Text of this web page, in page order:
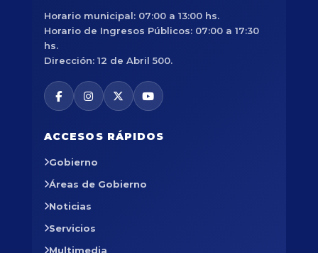
Horario municipal: 07:00 a 13:00 hs.
Horario de Ingresos Públicos: 07:00 a 17:30
hs.
Dirección: 12 de Abril 500.
ACCESOS RÁPIDOS
Gobierno
Áreas de Gobierno
Noticias
Servicios
Multimedia